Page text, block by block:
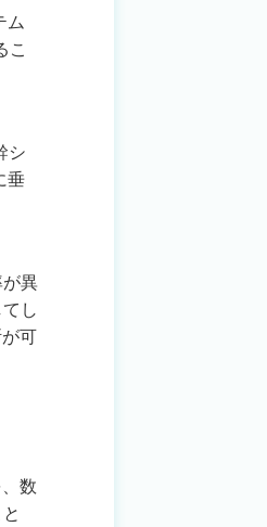
ム
こ
シ
垂
異
し
可
数